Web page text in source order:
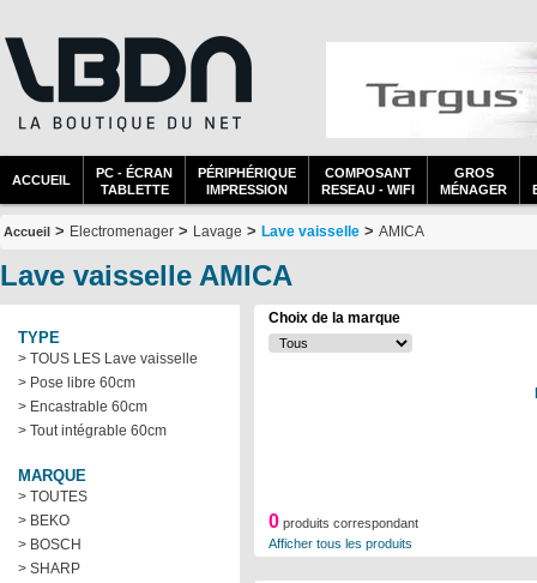
ACCUEIL
PC - ÉCRAN
TABLETTE
PÉRIPHÉRIQUE
IMPRESSION
COMPOSANT
RESEAU - WIFI
GROS
MÉNAGER
Accueil > Electromenager > Lavage > Lave vaisselle > AMICA
Lave vaisselle AMICA
TYPE
> TOUS LES Lave vaisselle
> Pose libre 60cm
> Encastrable 60cm
> Tout intégrable 60cm
MARQUE
> TOUTES
> BEKO
> BOSCH
> SHARP
Choix de la marque
0 produits correspondant
Afficher tous les produits